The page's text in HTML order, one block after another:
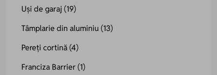
Uși de garaj(19)
Tâmplarie din aluminiu(13)
Pereți cortină(4)
Franciza Barrier(1)